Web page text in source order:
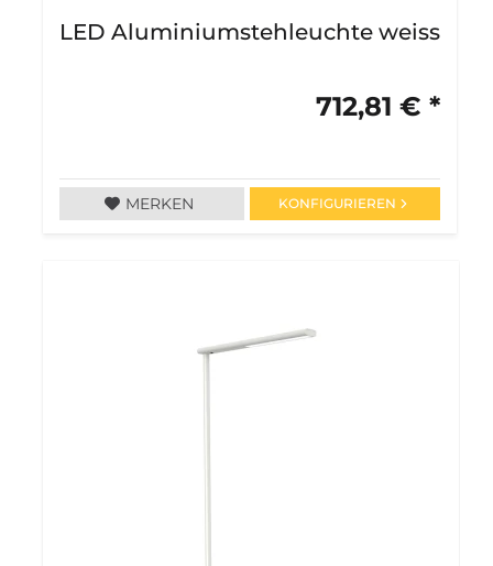
LED Aluminiumstehleuchte weiss
712,81 € *
MERKEN KONFIGURIEREN